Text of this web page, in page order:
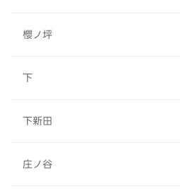
櫻ノ坪
下
下新田
庄ノ谷